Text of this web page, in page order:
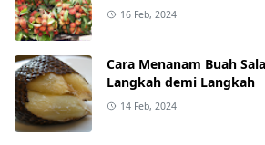
16 Feb, 2024
Cara Menanam Buah
Langkah demi Langkah
14 Feb, 2024